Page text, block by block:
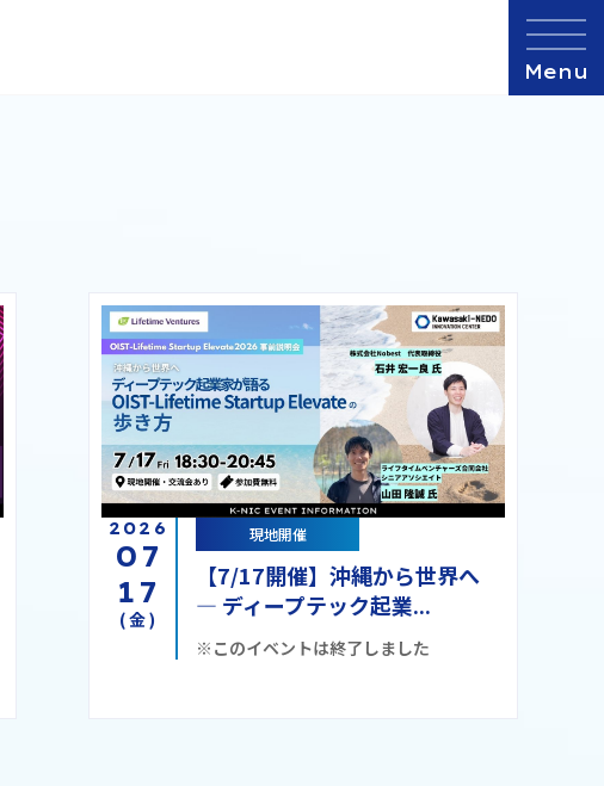
2026
07
17
(金)
現地開催
【7/17開催】沖縄から世界へ
― ディープテック起業...
※このイベントは終了しました